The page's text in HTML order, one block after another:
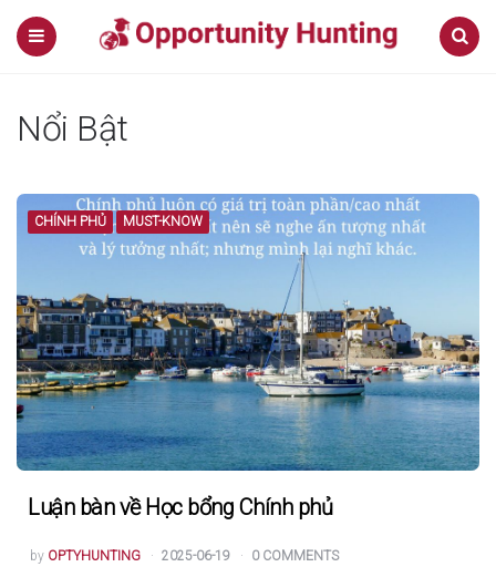
Nổi Bật
CHÍNH PHỦ MUST-KNOW
Luận bàn về Học bổng Chính phủ
POSTED
by OPTYHUNTING 2025-06-19 0 COMMENTS